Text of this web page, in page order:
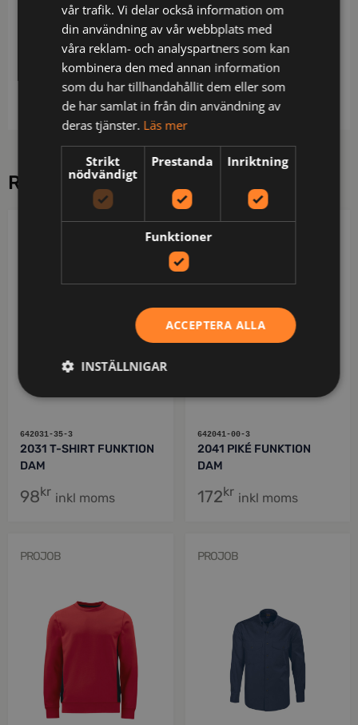
Skötsel: Normal maskintvätt vid 60 grader,Tvätta
med liknande färger,Blekning är inte tillåtet,Sträck
när den är blöt,Torktumla ej,Strykning. Högsta
tillåtna temperatur 150 grader,Tål inga vätskor som
är starkare än perkloretylen
RELATERADE PRODUKTER
642031-35-3
2031 T-SHIRT FUNKTION
DAM
98kr inkl moms
PROJOB
642041-00-3
2041 PIKÉ FUNKTION
DAM
172kr inkl moms
PROJOB PROJOB
vår trafik. Vi delar också information om
din användning av vår webbplats med
våra reklam- och analyspartners som kan
kombinera den med annan information
som du har tillhandahållit dem eller som
de har samlat in från din användning av
deras tjänster. Läs mer
Strikt
nödvändigt
Prestanda Inriktning
Funktioner
ACCEPTERA ALLA
INSTÄLLNIGAR